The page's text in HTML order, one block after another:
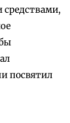
средствами,
посвятил